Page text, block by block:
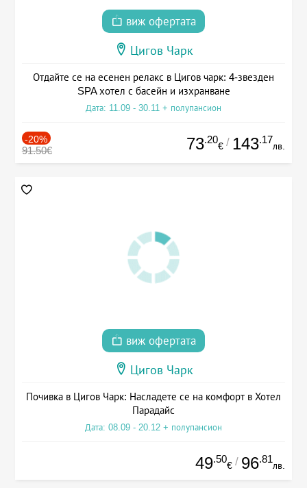
виж офертата
Цигов Чарк
Отдайте се на есенен релакс в Цигов чарк: 4-звезден
SPA хотел с басейн и изхранване
Дата: 11.09 - 30.11 + полупансион
-20%
91.50€ 73.20
€ / 143.17
лв.
виж офертата
Цигов Чарк
Почивка в Цигов Чарк: Насладете се на комфорт в Хотел
Парадайс
Дата: 08.09 - 20.12 + полупансион
49.50
€ / 96.81
лв.